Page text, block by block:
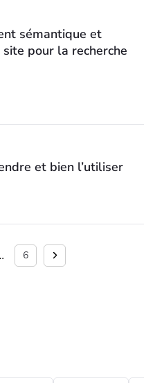
sémantique et
pour la recherche
et bien l’utiliser
6